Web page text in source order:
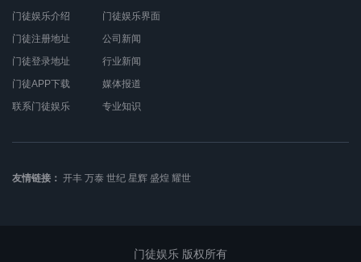
门徒娱乐介绍
门徒注册地址
门徒登录地址
门徒APP下载
联系门徒娱乐
门徒娱乐界面
公司新闻
行业新闻
媒体报道
专业知识
友情链接： 开丰 万泰 世纪 星辉 盛煌 耀世
门徒娱乐 版权所有